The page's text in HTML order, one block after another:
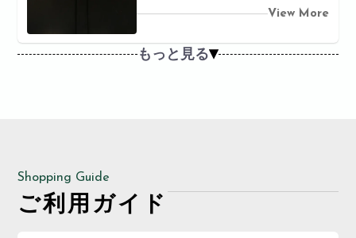
View More
もっと見る
Shopping Guide
ご利用ガイド